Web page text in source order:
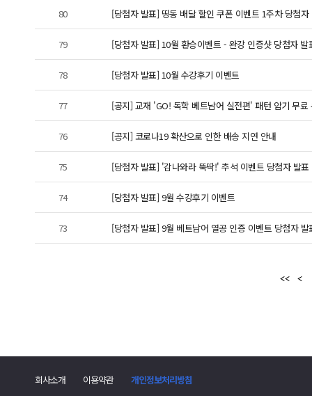
80 [당첨자 발표] 띵동 배달 할인 쿠폰 이벤트 1주차 당첨자
79 [당첨자 발표] 10월 환승이벤트 - 완강 인증샷 당첨자 발
78 [당첨자 발표] 10월 수강후기 이벤트
77 [공지] 교재 'GO! 독학 베트남어 실전편' 패턴 암기 무료
76 [공지] 코로나19 확산으로 인한 배송 지연 안내
75 [당첨자 발표] '감나와라 뚝딱!' 추석 이벤트 당첨자 발표
74 [당첨자 발표] 9월 수강후기 이벤트
73 [당첨자 발표] 9월 베트남어 열공 인증 이벤트 당첨자 발
회사소개 이용약관 개인정보처리방침